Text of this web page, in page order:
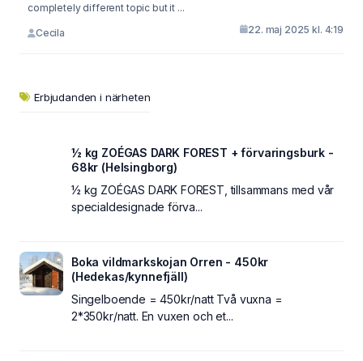
completely different topic but it ...
Cecila 22. maj 2025 kl. 4:19
Erbjudanden i närheten
½ kg ZOÉGAS DARK FOREST + förvaringsburk -
68kr (Helsingborg)
½ kg ZOÉGAS DARK FOREST, tillsammans med vår
specialdesignade förva...
Boka vildmarkskojan Orren - 450kr
(Hedekas/kynnefjäll)
Singelboende = 450kr/natt Två vuxna =
2*350kr/natt. En vuxen och et...